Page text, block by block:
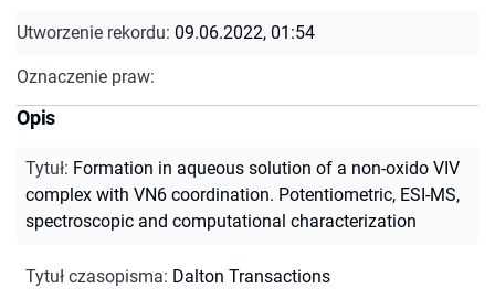
Utworzenie rekordu: 09.06.2022, 01:54
Oznaczenie praw:
Opis
Tytuł: Formation in aqueous solution of a non-oxido VIV
complex with VN6 coordination. Potentiometric, ESI-MS,
spectroscopic and computational characterization
Tytuł czasopisma: Dalton Transactions